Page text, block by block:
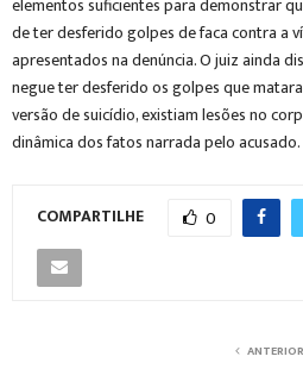
de ter desferido golpes de faca contra a
apresentados na denúncia. O juiz ainda
negue ter desferido os golpes que
versão de suicídio, existiam lesões no
dinâmica dos fatos narrada pelo acusado.
COMPARTILHE 0
ANTERIOR